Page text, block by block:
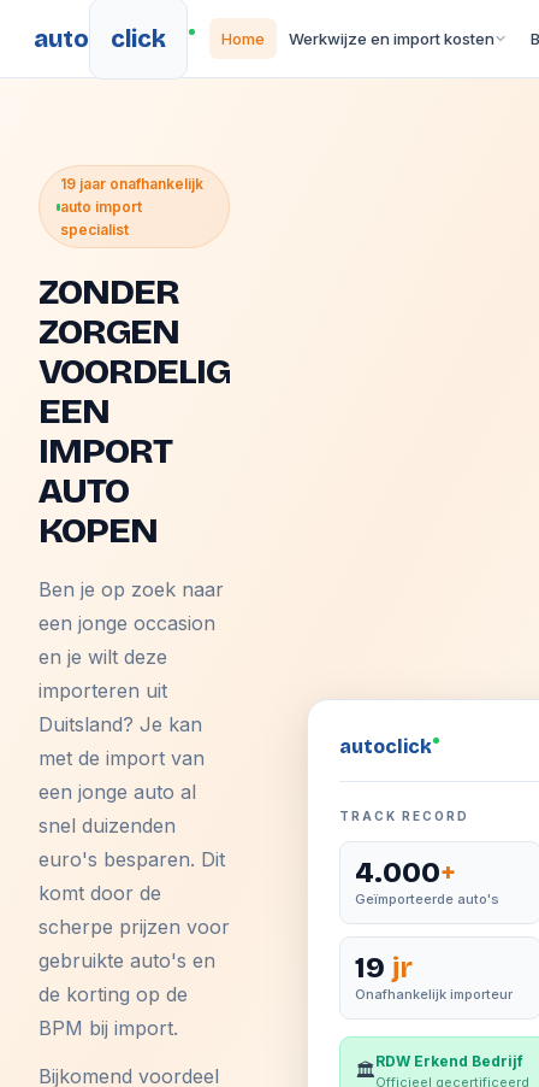
auto click Home Werkwijze en import kosten
19 jaar onafhankelijk
auto import
specialist
ZONDER
ZORGEN
VOORDELIG
EEN
IMPORT
AUTO
KOPEN
Ben je op zoek naar
een jonge occasion
en je wilt deze
importeren uit
Duitsland? Je kan
met de import van
een jonge auto al
snel duizenden
euro's besparen. Dit
komt door de
scherpe prijzen voor
gebruikte auto's en
de korting op de
BPM bij import.
Bijkomend voordeel
autoclick
TRACK RECORD
4.000+
Geïmporteerde auto's
19 jr
Onafhankelijk importeur
🏛️RDW Erkend Bedrijf
Officieel gecertificeerd